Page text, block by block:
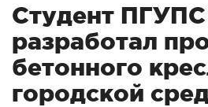
Студент ПГУПС
разработал
бетонного
городской